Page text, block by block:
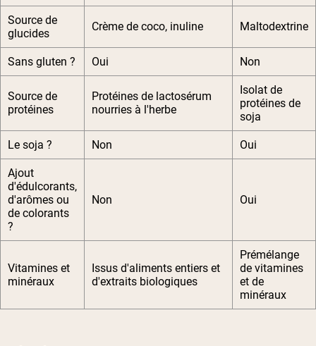
Source de
glucides
Crème de coco, inuline Maltodextrine
Sans gluten ? Oui Non
Source de
protéines
Protéines de lactosérum
nourries à l'herbe
Isolat de
protéines de
soja
Le soja ? Non Oui
Ajout
d'édulcorants,
d'arômes ou
de colorants
?
Non Oui
Vitamines et
minéraux
Issus d'aliments entiers et
d'extraits biologiques
Prémélange
de vitamines
et de
minéraux